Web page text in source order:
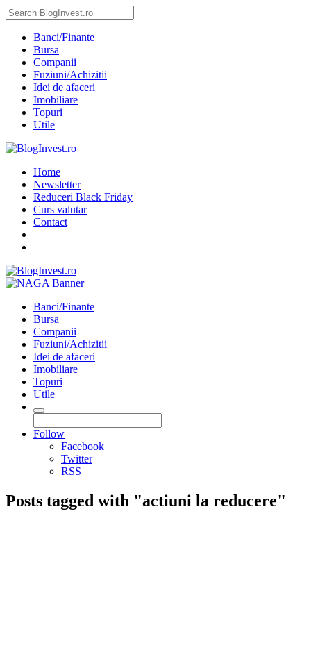
Banci/Finante
Bursa
Companii
Fuziuni/Achizitii
Idei de afaceri
Imobiliare
Topuri
Utile
Home
Newsletter
Reduceri Black Friday
Curs valutar
Contact
Banci/Finante
Bursa
Companii
Fuziuni/Achizitii
Idei de afaceri
Imobiliare
Topuri
Utile
Follow
Facebook
Twitter
RSS
Posts tagged with "actiuni la reducere"